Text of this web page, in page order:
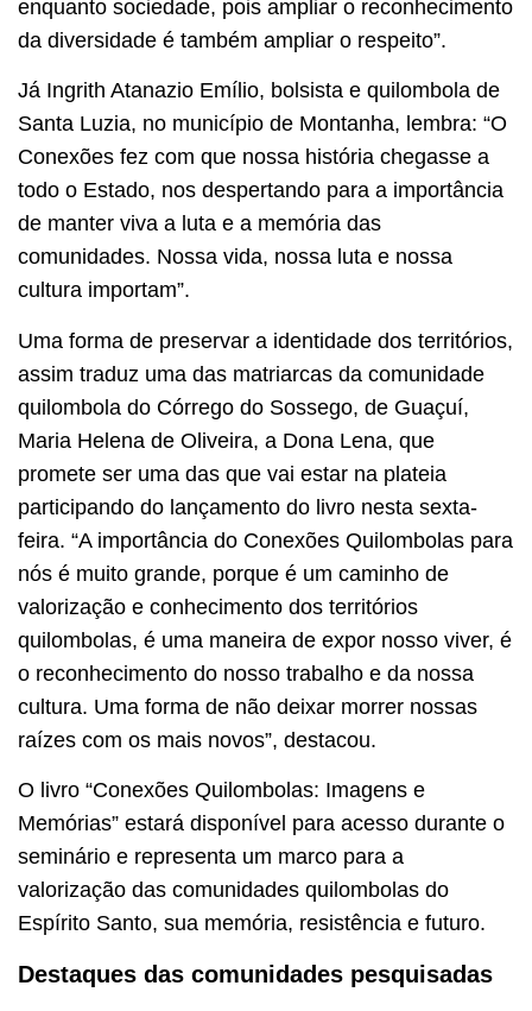
enquanto sociedade, pois ampliar o reconhecimento
da diversidade é também ampliar o respeito”.
Já Ingrith Atanazio Emílio, bolsista e quilombola de
Santa Luzia, no município de Montanha, lembra: “O
Conexões fez com que nossa história chegasse a
todo o Estado, nos despertando para a importância
de manter viva a luta e a memória das
comunidades. Nossa vida, nossa luta e nossa
cultura importam”.
Uma forma de preservar a identidade dos territórios,
assim traduz uma das matriarcas da comunidade
quilombola do Córrego do Sossego, de Guaçuí,
Maria Helena de Oliveira, a Dona Lena, que
promete ser uma das que vai estar na plateia
participando do lançamento do livro nesta sexta-
feira. “A importância do Conexões Quilombolas para
nós é muito grande, porque é um caminho de
valorização e conhecimento dos territórios
quilombolas, é uma maneira de expor nosso viver, é
o reconhecimento do nosso trabalho e da nossa
cultura. Uma forma de não deixar morrer nossas
raízes com os mais novos”, destacou.
O livro “Conexões Quilombolas: Imagens e
Memórias” estará disponível para acesso durante o
seminário e representa um marco para a
valorização das comunidades quilombolas do
Espírito Santo, sua memória, resistência e futuro.
Destaques das comunidades pesquisadas